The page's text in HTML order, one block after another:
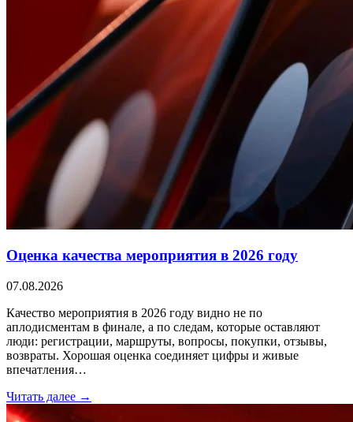
Оценка качества мероприятия в 2026 году
07.08.2026
Качество мероприятия в 2026 году видно не по
аплодисментам в финале, а по следам, которые оставляют
люди: регистрации, маршруты, вопросы, покупки, отзывы,
возвраты. Хорошая оценка соединяет цифры и живые
впечатления…
Читать далее →